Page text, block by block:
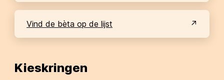
Vind de bèta op de lijst
Kieskringen